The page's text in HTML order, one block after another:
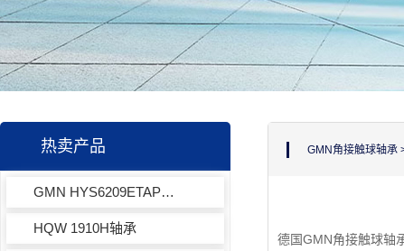
热卖产品
GMN HYS6209ETAP4+轴承
HQW 1910H轴承
GMN角接触球轴承
德国GMN角接触球轴